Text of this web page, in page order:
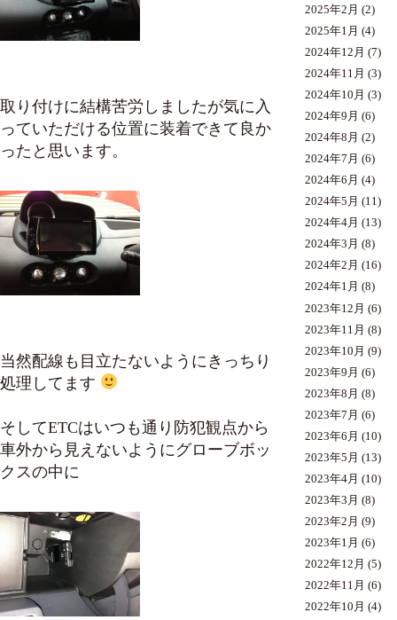
取り付けに結構苦労しましたが気に入
っていただける位置に装着できて良か
ったと思います。
当然配線も目立たないようにきっちり
処理してます
そしてETCはいつも通り防犯観点から
車外から見えないようにグローブボッ
クスの中に
2025年2月 (2)
2025年1月 (4)
2024年12月 (7)
2024年11月 (3)
2024年10月 (3)
2024年9月 (6)
2024年8月 (2)
2024年7月 (6)
2024年6月 (4)
2024年5月 (11)
2024年4月 (13)
2024年3月 (8)
2024年2月 (16)
2024年1月 (8)
2023年12月 (6)
2023年11月 (8)
2023年10月 (9)
2023年9月 (6)
2023年8月 (8)
2023年7月 (6)
2023年6月 (10)
2023年5月 (13)
2023年4月 (10)
2023年3月 (8)
2023年2月 (9)
2023年1月 (6)
2022年12月 (5)
2022年11月 (6)
2022年10月 (4)